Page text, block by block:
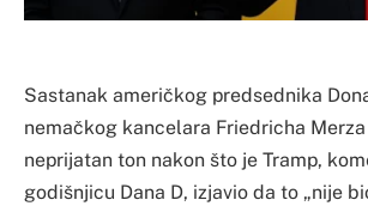
Sastanak američkog predsednika
nemačkog kancelara Friedricha
neprijatan ton nakon što je Tramp,
godišnjicu Dana D, izjavio da to „nije